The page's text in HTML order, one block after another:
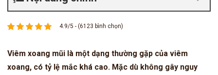
4.9/5 - (6123 bình chọn)
Viêm xoang mũi là một dạng thường gặp của viêm
xoang, có tỷ lệ mắc khá cao. Mặc dù không gây nguy